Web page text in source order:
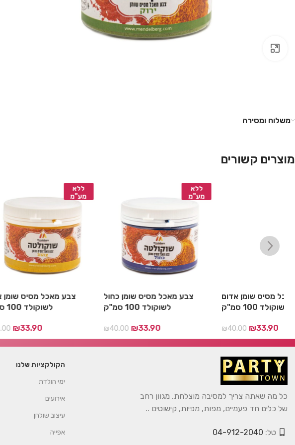
משלוח ומסירה
מוצרים קשורים
מע"מ
צבע
צבע מאכל מסיס שומן כחול
לשוקולד 100 סמ"ק
33.90
צבע מאכל מסיס שומן אדום
לשוקולד 100 סמ"ק
33.90
כל מה שאתה צריך למסיבה מוצלחת. מגוון רחב
של כלים חד פעמיים, מפות, מפיות, קישוטים ..
טל: 04-912-2040
הקולקציות שלנו
ימי הולדת
אירועים
עיצוב שולחן
אפייה